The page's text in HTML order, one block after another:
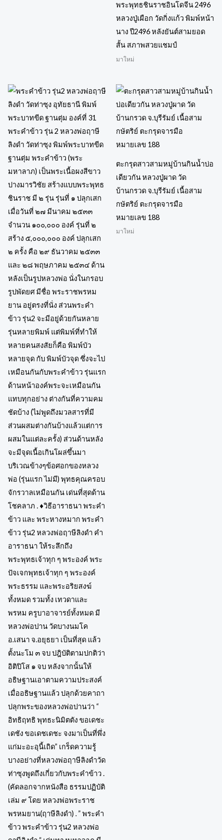
พระพุทธชินราชอินโดจีน 2496
หลวงปู่เผือก วัดกิ่งแก้ว พิมพ์หน้า
นาง ปี2496 หลังยันต์สามยอด
สั้น สภาพสวยแชมป์
มาใหม่
ตะกรุดสาวสามหมู่บ้านกินน้ำบ่อ
เดียวกัน หลวงปู่ผาด วัด
บ้านกรวด จ.บุรีรัมย์ เนื้อสาม
กษัตริย์ ตะกรุดจารมือ
หมายเลข 188
มาใหม่